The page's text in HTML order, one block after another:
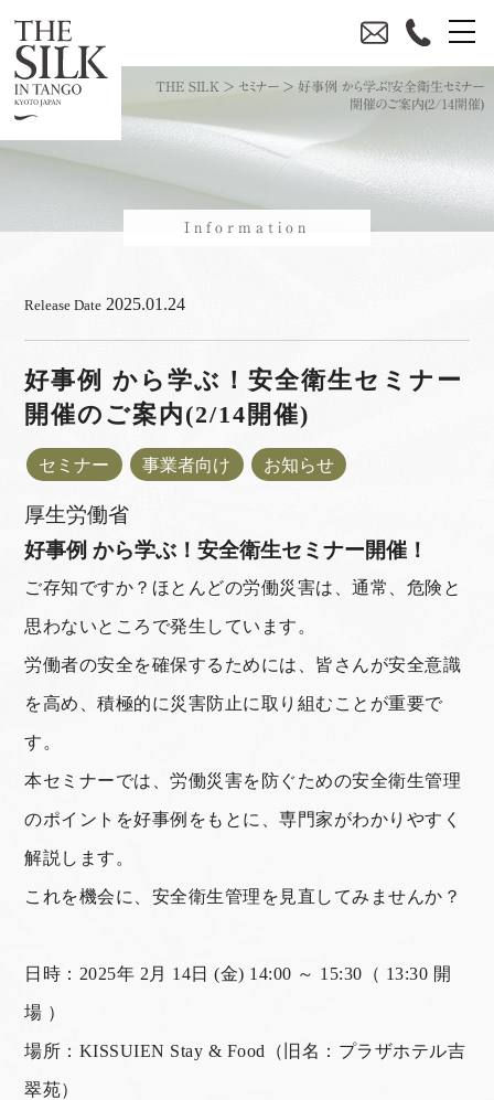
THE SILK > セミナー > 好事例 から学ぶ！安全衛生セミナー
開催のご案内(2/14開催)
Information
Release Date 2025.01.24
好事例 から学ぶ！安全衛生セミナー
開催のご案内(2/14開催)
セミナー 事業者向け お知らせ
厚生労働省
好事例 から学ぶ！安全衛生セミナー開催！
ご存知ですか？ほとんどの労働災害は、通常、危険と
思わないところで発生しています。
労働者の安全を確保するためには、皆さんが安全意識
を高め、積極的に災害防止に取り組むことが重要で
す。
本セミナーでは、労働災害を防ぐための安全衛生管理
のポイントを好事例をもとに、専門家がわかりやすく
解説します。
これを機会に、安全衛生管理を見直してみませんか？
日時：2025年 2月 14日 (金) 14:00 ～ 15:30（ 13:30 開
場 ）
場所：KISSUIEN Stay & Food（旧名：プラザホテル吉
翠苑）